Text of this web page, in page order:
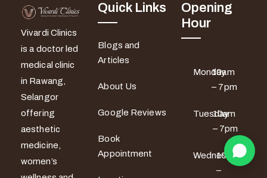
Vivardi Clinics
is a doctor led
medical clinic
in Rawang,
Selangor
offering
aesthetic
medicine,
women’s
Quick Links
Blogs and
Articles
About Us
Google Reviews
Book
Appointment
Opening
Hour
Monday
10am
– 7pm
Tuesday
10am
– 7pm
Wednesday
10am
–